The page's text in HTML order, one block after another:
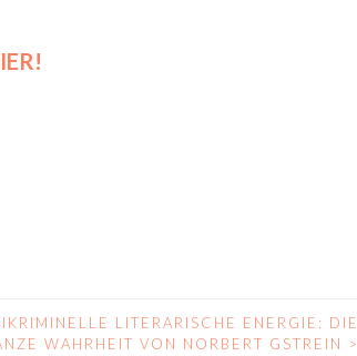
LITERARISCHE ENERGIE: DIE
WAHRHEIT VON NORBERT GSTREIN >